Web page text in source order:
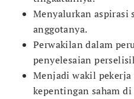
Menyalurkan aspirasi
anggotanya.
Perwakilan dalam
penyelesaian
Menjadi wakil pekerja
kepentingan saham di